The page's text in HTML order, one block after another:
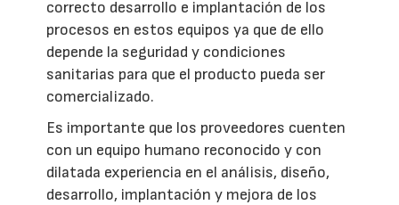
correcto desarrollo e implantación de los
procesos en estos equipos ya que de ello
depende la seguridad y condiciones
sanitarias para que el producto pueda ser
comercializado.
Es importante que los proveedores cuenten
con un equipo humano reconocido y con
dilatada experiencia en el análisis, diseño,
desarrollo, implantación y mejora de los